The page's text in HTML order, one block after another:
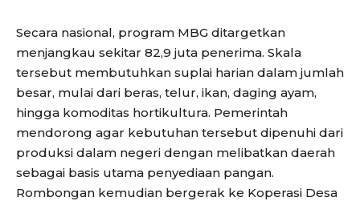
Secara nasional, program MBG ditargetkan
menjangkau sekitar 82,9 juta penerima. Skala
tersebut membutuhkan suplai harian dalam jumlah
besar, mulai dari beras, telur, ikan, daging ayam,
hingga komoditas hortikultura. Pemerintah
mendorong agar kebutuhan tersebut dipenuhi dari
produksi dalam negeri dengan melibatkan daerah
sebagai basis utama penyediaan pangan.
Rombongan kemudian bergerak ke Koperasi Desa